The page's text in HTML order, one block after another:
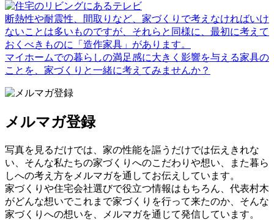
断熱性や耐震性、間取りなど、家づくりで考えなければいけ
ないことは多いものですが、それらと同様に、最初に考えて
おくべきものに「造作家具」があります。
マイホームでの暮らしの満足感に大きく影響を与える家具の
ことを、家づくりと一緒に考えてみませんか？
メルマガ登録
写真を見るだけでは、家の性能を謳うだけでは伝えきれな
い、そんな私たちの家づくりへのこだわりや想い、また暮ら
しへの考え方をメルマガを通してお伝えしています。
家づくりや住宅会社選びで役立つ情報はもちろん、代表村木
がどんな想いでこれまで家づくりを行って来たのか、そんな
家づくりへの想いを、メルマガを通じて発信しています。